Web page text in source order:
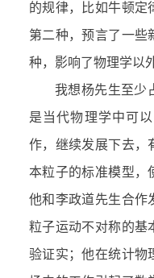
的规律，比如牛顿定
第二种，预言了一些
种，影响了物理学以
我想杨先生至少
是当代物理学中可
作，继续发展下去，
本粒子的标准模型，
他和李政道先生合作
粒子运动不对称的基
验证实；他在统计物